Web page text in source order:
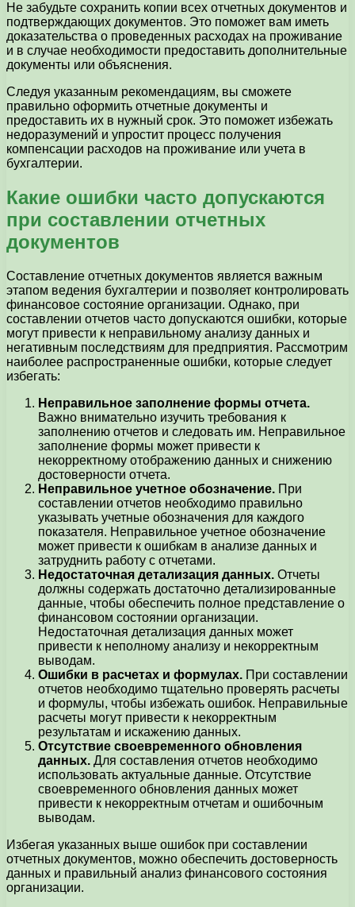
Не забудьте сохранить копии всех отчетных документов и
подтверждающих документов. Это поможет вам иметь
доказательства о проведенных расходах на проживание
и в случае необходимости предоставить дополнительные
документы или объяснения.
Следуя указанным рекомендациям, вы сможете
правильно оформить отчетные документы и
предоставить их в нужный срок. Это поможет избежать
недоразумений и упростит процесс получения
компенсации расходов на проживание или учета в
бухгалтерии.
Какие ошибки часто допускаются
при составлении отчетных
документов
Составление отчетных документов является важным
этапом ведения бухгалтерии и позволяет контролировать
финансовое состояние организации. Однако, при
составлении отчетов часто допускаются ошибки, которые
могут привести к неправильному анализу данных и
негативным последствиям для предприятия. Рассмотрим
наиболее распространенные ошибки, которые следует
избегать:
Неправильное заполнение формы отчета.
Важно внимательно изучить требования к
заполнению отчетов и следовать им. Неправильное
заполнение формы может привести к
некорректному отображению данных и снижению
достоверности отчета.
Неправильное учетное обозначение. При
составлении отчетов необходимо правильно
указывать учетные обозначения для каждого
показателя. Неправильное учетное обозначение
может привести к ошибкам в анализе данных и
затруднить работу с отчетами.
Недостаточная детализация данных. Отчеты
должны содержать достаточно детализированные
данные, чтобы обеспечить полное представление о
финансовом состоянии организации.
Недостаточная детализация данных может
привести к неполному анализу и некорректным
выводам.
Ошибки в расчетах и формулах. При составлении
отчетов необходимо тщательно проверять расчеты
и формулы, чтобы избежать ошибок. Неправильные
расчеты могут привести к некорректным
результатам и искажению данных.
Отсутствие своевременного обновления
данных. Для составления отчетов необходимо
использовать актуальные данные. Отсутствие
своевременного обновления данных может
привести к некорректным отчетам и ошибочным
выводам.
Избегая указанных выше ошибок при составлении
отчетных документов, можно обеспечить достоверность
данных и правильный анализ финансового состояния
организации.